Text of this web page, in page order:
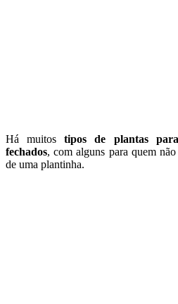
Há muitostipos de plantas
fechados, com alguns para quem
de uma plantinha.